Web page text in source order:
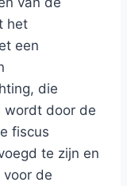
het
een
die
wordt door de
fiscus
te zijn en
de